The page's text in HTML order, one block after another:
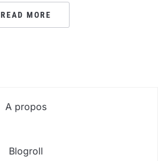
READ MORE
A propos
Blogroll